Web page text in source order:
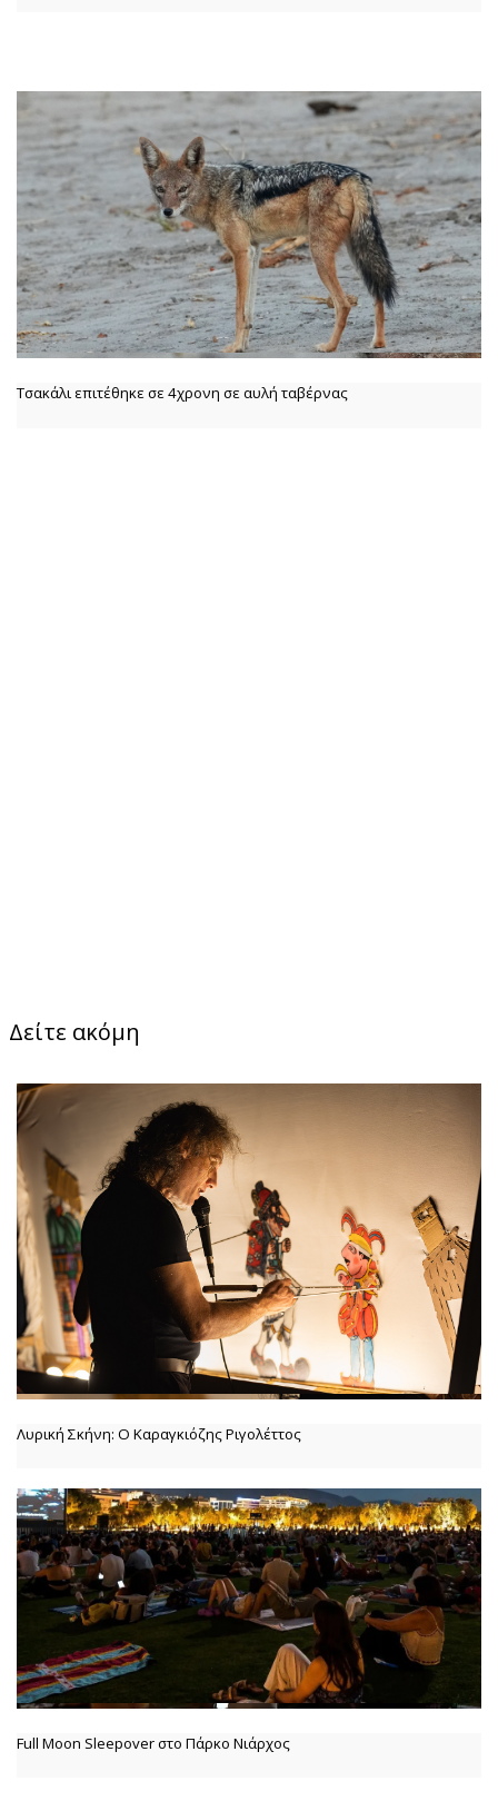
Τσακάλι επιτέθηκε σε 4χρονη σε αυλή ταβέρνας
Δείτε ακόμη
Λυρική Σκήνη: Ο Καραγκιόζης Ριγολέττος
Full Moon Sleepover στο Πάρκο Νιάρχος